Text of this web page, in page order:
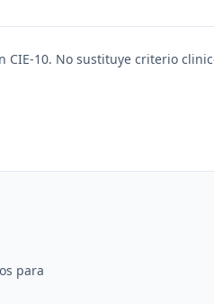
CIE-10. No sustituye criterio
para